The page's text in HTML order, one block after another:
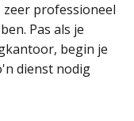
professioneel
Pas als je
begin je
dienst nodig